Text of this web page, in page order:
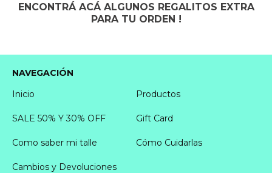
ENCONTRÁ ACÁ ALGUNOS REGALITOS EXTRA
PARA TU ORDEN !
NAVEGACIÓN
Inicio
Productos
SALE 50% Y 30% OFF Gift Card
Como saber mi talle Cómo Cuidarlas
Cambios y Devoluciones